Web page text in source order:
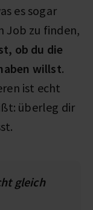
es sogar
Job zu finden,
ob du die
willst.
ist echt
überleg dir
gleich